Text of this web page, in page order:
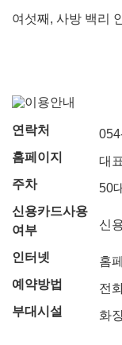
여섯째, 사방 백리
연락처
홈페이지
대
주차
50
신용카드사용
여부
신
인터넷
홈
예약방법
전
부대시설
화